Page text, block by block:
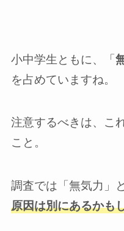
小中学生ともに、「
を占めていますね。
注意するべきは、こ
こと。
調査では「無気力」
原因は別にあるかも